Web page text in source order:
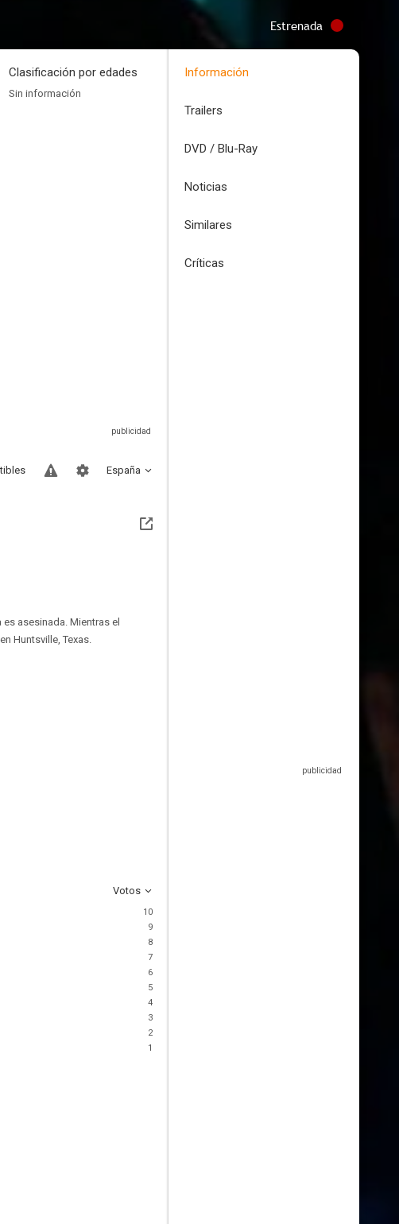
Estrenada
Clasificación por edades
Sin información
España
asesinada. Mientras el
Huntsville, Texas.
Votos
10
9
8
7
6
5
4
3
2
1
Información
Trailers
DVD / Blu-Ray
Noticias
Similares
Críticas